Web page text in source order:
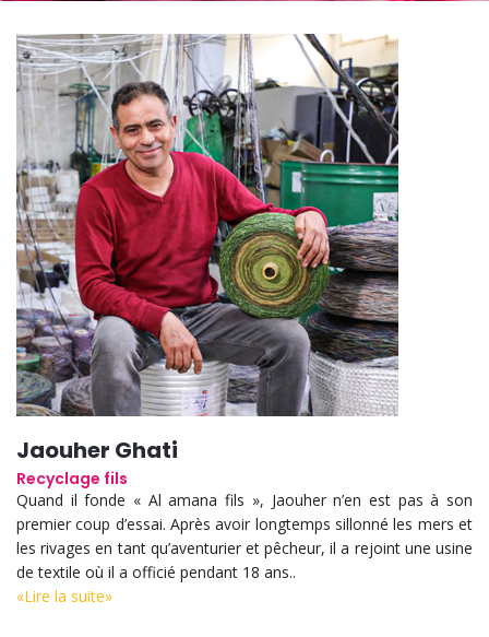
Jaouher Ghati
Recyclage fils
Quand il fonde « Al amana fils », Jaouher n’en est pas à son
premier coup d’essai. Après avoir longtemps sillonné les mers et
les rivages en tant qu’aventurier et pêcheur, il a rejoint une usine
de textile où il a officié pendant 18 ans..
«Lire la suite»